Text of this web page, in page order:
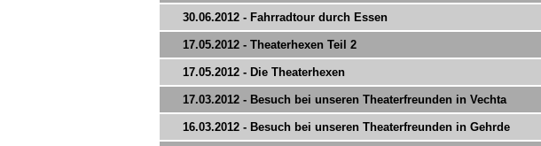
30.06.2012 - Fahrradtour durch Essen
17.05.2012 - Theaterhexen Teil 2
17.05.2012 - Die Theaterhexen
17.03.2012 - Besuch bei unseren Theaterfreunden in Vechta
16.03.2012 - Besuch bei unseren Theaterfreunden in Gehrde